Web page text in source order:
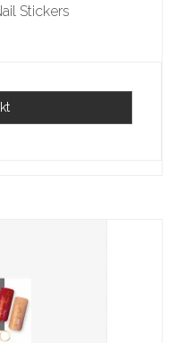
Stickers